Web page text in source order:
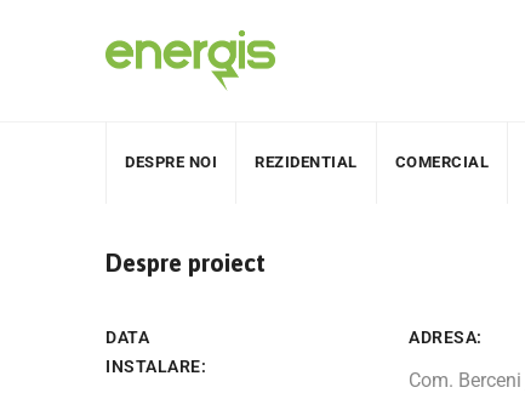
DESPRE NOI REZIDENTIAL COMERCIAL
Despre proiect
DATA
INSTALARE:
ADRESA:
Com.